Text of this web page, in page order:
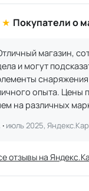
Покупатели о
магазин,
и могут
опыта. Цены
на различных
июль 2025,
отзывы на